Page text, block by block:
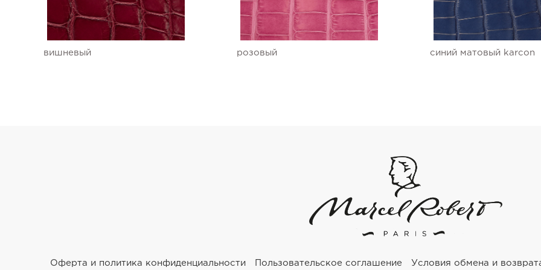
вишневый розовый синий матовый karcon
Оферта и политика конфиденциальности Пользовательское соглашение Условия обмена и
Ремешки для часов Ulysse Nardin
Ремешки для часов Vacheron Constantin
Ремешки для часов Zenith